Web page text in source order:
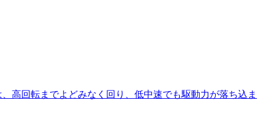
高回転までよどみなく回り、低中速でも駆動力が落ち込ま